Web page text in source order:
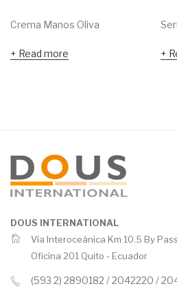
Crema Manos Oliva
Read more
DOUS INTERNATIONAL
Vía Interoceánica Km 10.5 By
Oficina 201 Quito - Ecuador
(593 2) 2890182 / 2042220 /